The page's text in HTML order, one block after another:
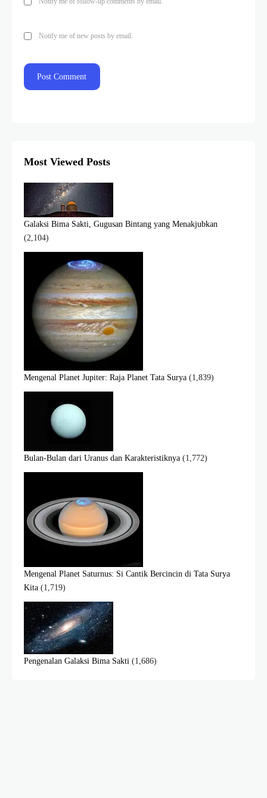
Notify me of new posts by email.
Most Viewed Posts
Galaksi Bima Sakti, Gugusan Bintang yang Menakjubkan
(2,104)
Mengenal Planet Jupiter: Raja Planet Tata Surya (1,839)
Bulan-Bulan dari Uranus dan Karakteristiknya (1,772)
Mengenal Planet Saturnus: Si Cantik Bercincin di Tata Surya
Kita (1,719)
Pengenalan Galaksi Bima Sakti (1,686)